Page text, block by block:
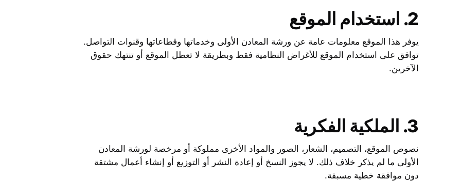
2. استخدام الموقع
يوفر هذا الموقع معلومات عامة عن ورشة المعادن الأولى وخدماتها وقطاعاتها وقنوات التواصل.
توافق على استخدام الموقع للأغراض النظامية فقط وبطريقة لا تعطل الموقع أو تنتهك حقوق
الآخرين.
3. الملكية الفكرية
نصوص الموقع، التصميم، الشعار، الصور والمواد الأخرى مملوكة أو مرخصة لورشة المعادن
الأولى ما لم يذكر خلاف ذلك. لا يجوز النسخ أو إعادة النشر أو التوزيع أو إنشاء أعمال مشتقة
دون موافقة خطية مسبقة.